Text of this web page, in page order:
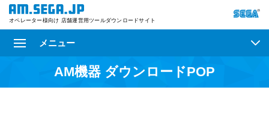
オペレーター様向け 店舗運営用ツールダウンロードサイト
メニュー
AM機器 ダウンロードPOP